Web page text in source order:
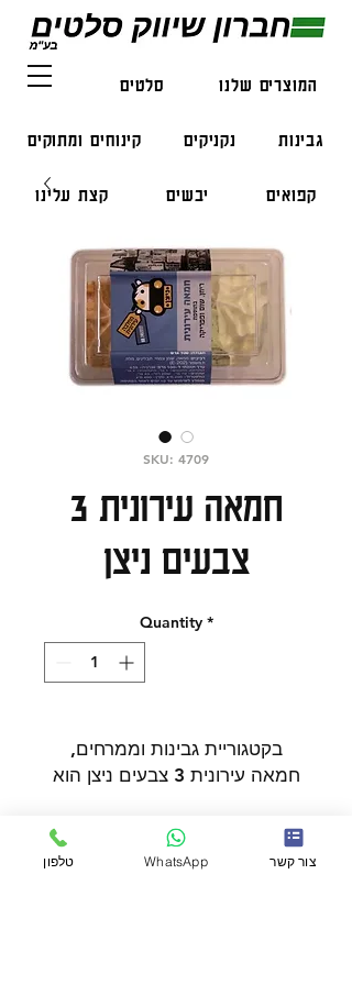
המוצרים שלנו סלטים דגים
גבינות נקניקים קינוחים ומתוקים
קפואים יבשים קצת עלינו
צור קשר
SKU: 4709
חמאה עירונית 3
צבעים ניצן
Quantity *
בקטגוריית גבינות וממרחים,
חמאה עירונית 3 צבעים ניצן הוא
להזמנה.
בחירה טובה להזמנות אונליין,
כשרות טלפון WhatsApp צור קשר